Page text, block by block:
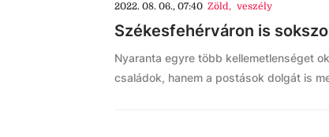
2022. 08. 06., 07:40 Zöld, veszély
Székesfehérváron is
Nyaranta egyre több kellemetlenséget
családok, hanem a postások dolgát is